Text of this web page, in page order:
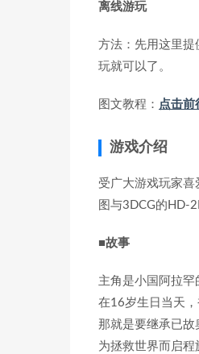
离线游玩
方法：先用这里提
玩就可以了。
图文教程： 点击前
游戏介绍
受广大游戏玩家
图与3DCG的HD-
■故事
主角是小国阿拉罕
在16岁生日当天，
那就是要继承已故
为拯救世界而启